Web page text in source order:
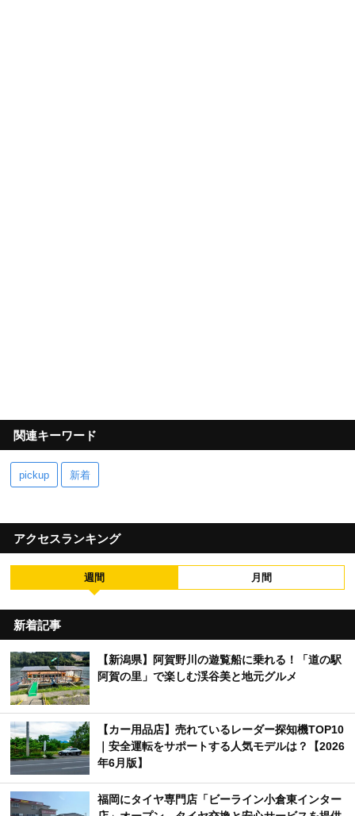
関連キーワード
pickup 新着
アクセスランキング
週間 月間
新着記事
【新潟県】阿賀野川の遊覧船に乗れる！「道の駅
阿賀の里」で楽しむ渓谷美と地元グルメ
【カー用品店】売れているレーダー探知機TOP10
｜安全運転をサポートする人気モデルは？【2026
年6月版】
福岡にタイヤ専門店「ビーライン小倉東インター